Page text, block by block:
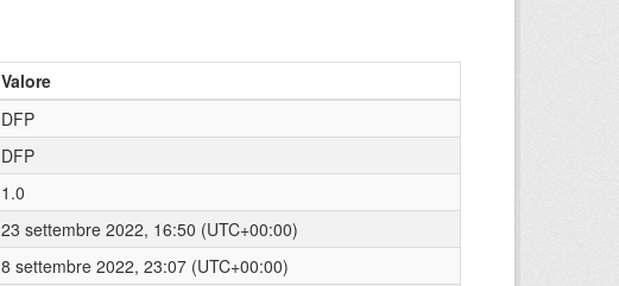
Valore
DFP
DFP
1.0
23 settembre 2022, 16:50 (UTC+00:00)
8 settembre 2022, 23:07 (UTC+00:00)